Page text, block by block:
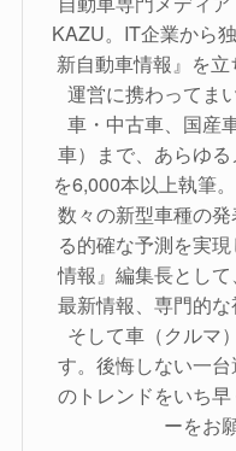
KAZU。IT企業から
新自動車情報』を
運営に携わってま
車・中古車、国産
車）まで、あらゆ
を6,000本以上執筆
数々の新型車種の
る的確な予測を実
情報』編集長とし
最新情報、専門的な
そして車（クルマ
す。後悔しない一
のトレンドをいち
ーをお